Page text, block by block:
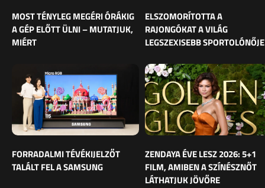
MOST TÉNYLEG MEGÉRI ÓRÁKIG
A GÉP ELŐTT ÜLNI – MUTATJUK,
MIÉRT
ELSZOMORÍTOTTA A
RAJONGÓKAT A VILÁG
LEGSZEXISEBB SPORTOLÓNŐJE
FORRADALMI TÉVÉKIJELZŐT
TALÁLT FEL A SAMSUNG
ZENDAYA ÉVE LESZ 2026: 5+1
FILM, AMIBEN A SZÍNÉSZNŐT
LÁTHATJUK JÖVŐRE